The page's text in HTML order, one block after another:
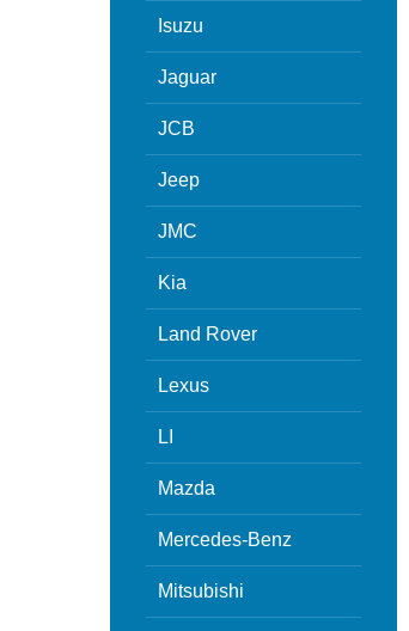
Isuzu
Jaguar
JCB
Jeep
JMC
Kia
Land Rover
Lexus
LI
Mazda
Mercedes-Benz
Mitsubishi